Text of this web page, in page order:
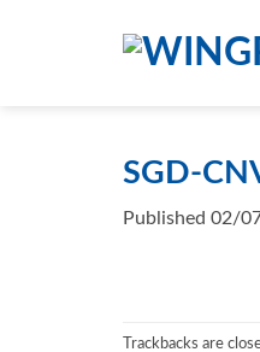
SGD-
Published 02/
Trackbacks are